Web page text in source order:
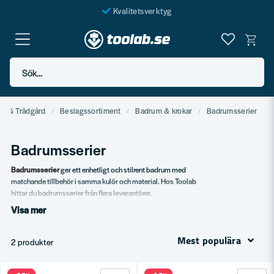
Kvalitetsverktyg
Fraktfritt över 999 SEK*
En järnhandel för alla
Sök...
& Trädgård Beslagssortiment Badrum & krokar Badrumsserier
Badrumsserier
Badrumsserierger ett enhetligt och stilrent badrum med
matchande tillbehör i samma kulör och material. Hos Toolab
hittar du badrumsserier från flera leverantörer.
Vårt sortiment
Moderna svarta serier.
Visa mer
2 produkter Mest populära